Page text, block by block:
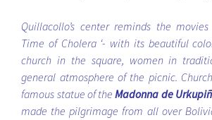
Quillacollo’s center reminds the
Time of Cholera ‘- with its beautiful
church in the square, women in
general atmosphere of the picnic.
famous statue of theMadonna de
made the pilgrimage from all over